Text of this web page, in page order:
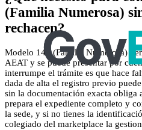
(Familia Numerosa)
rechacen?
Modelo 143 (Familia Numerosa)
AEAT y se puede presentar por
interrumpe el trámite es que hace
dada de alta el registro previo
sin la documentación exacta obliga
prepara el expediente completo y
la sede, y si no tienes la
colegiado del marketplace la